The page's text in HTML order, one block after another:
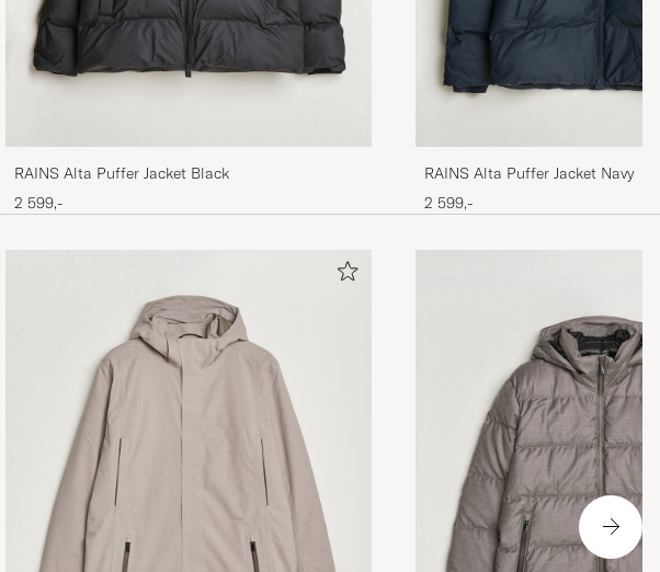
RAINS Alta Puffer Jacket Black
2 599,-
RAINS Alta Puffer Jacket Navy
2 599,-